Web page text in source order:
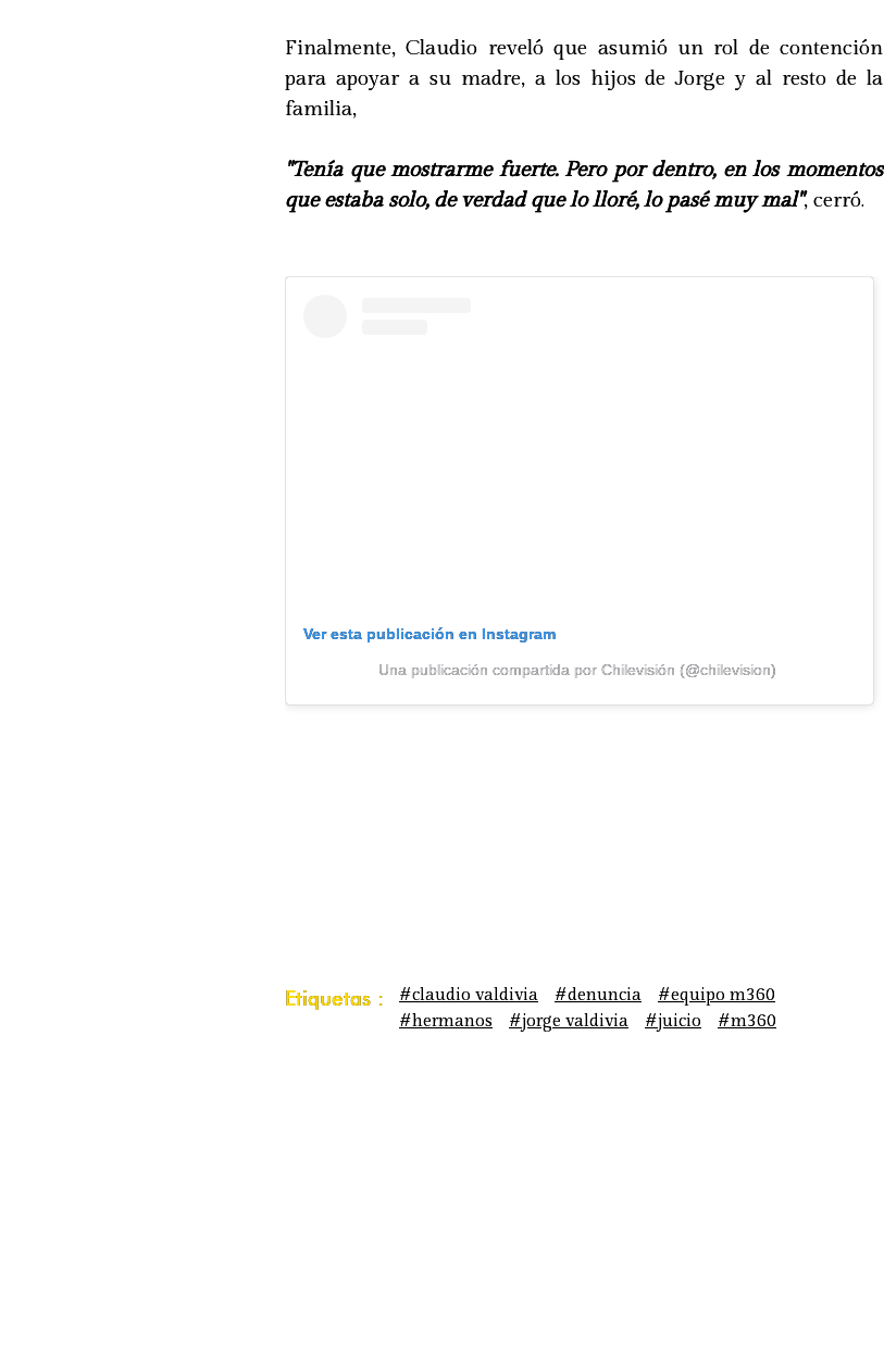
Finalmente, Claudio reveló que asumió un rol de contención
para apoyar a su madre, a los hijos de Jorge y al resto de la
familia,
"Tenía que mostrarme fuerte. Pero por dentro, en los momentos
que estaba solo, de verdad que lo lloré, lo pasé muy mal", cerró.
Ver esta publicación en Instagram
Una publicación compartida por Chilevisión (@chilevision)
Etiquetas : #claudio valdivia #denuncia
#equipo m360
#hermanos
#jorge valdivia #juicio #m360